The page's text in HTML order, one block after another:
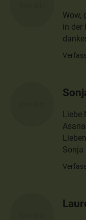
Wow,
in der
Liebe
Sonja